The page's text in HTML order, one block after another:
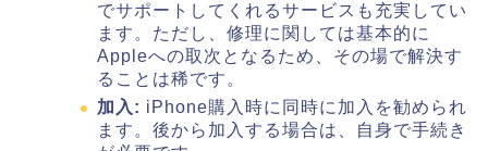
でサポートしてくれるサービスも充実してい
ます。ただし、修理に関しては基本的に
Appleへの取次となるため、その場で解決す
ることは稀です。
加入: iPhone購入時に同時に加入を勧められ
ます。後から加入する場合は、自身で手続き